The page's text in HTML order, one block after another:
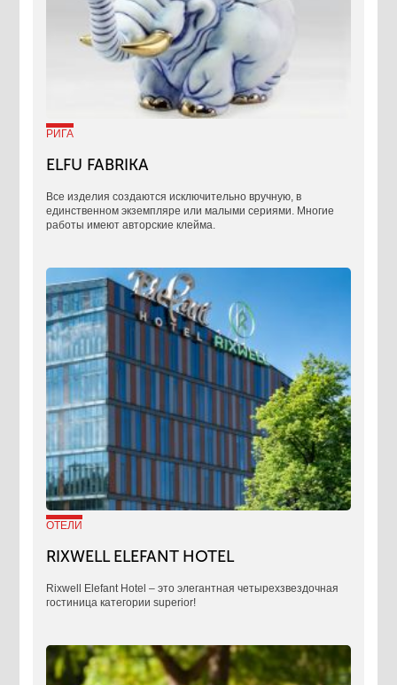
РИГА
ELFU FABRIKA
Все изделия создаются исключительно вручную, в
единственном экземпляре или малыми сериями. Многие
работы имеют авторские клейма.
ОТЕЛИ
RIXWELL ELEFANT HOTEL
Rixwell Elefant Hotel ‒ это элегантная четырехзвездочная
гостиница категории superior!